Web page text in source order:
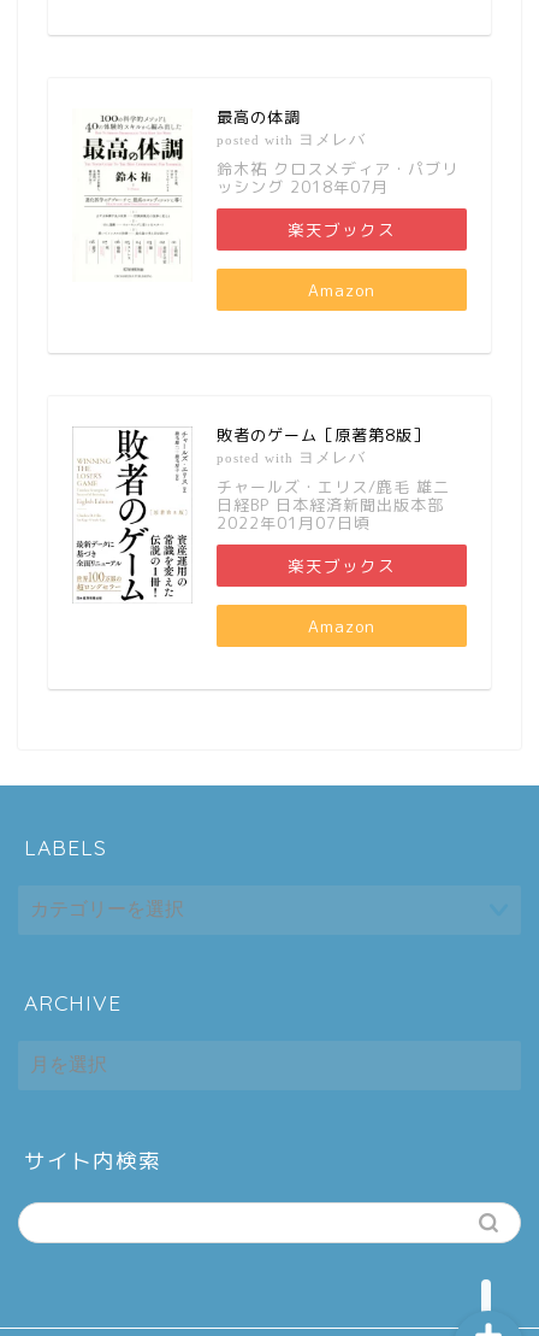
最高の体調
posted with ヨメレバ
鈴木祐 クロスメディア・パブリ
ッシング 2018年07月
楽天ブックス
Amazon
敗者のゲーム［原著第8版］
posted with ヨメレバ
チャールズ・エリス/鹿毛 雄二
日経BP 日本経済新聞出版本部
2022年01月07日頃
楽天ブックス
Amazon
LABELS
ARCHIVE
ARCHIVE
サイト内検索